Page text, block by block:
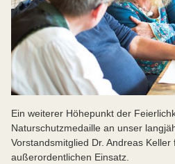
Ein weiterer Höhepunkt der
Naturschutzmedaille an unser
Vorstandsmitglied Dr. Andreas Keller
außerordentlichen Einsatz.